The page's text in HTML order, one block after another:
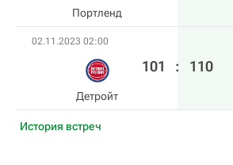
Портленд
02.11.2023 02:00
Детройт
101 : 110
История встреч